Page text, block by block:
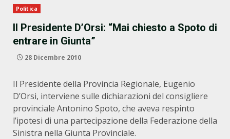
Politica
Il Presidente D’Orsi: “Mai chiesto a Spoto di
entrare in Giunta”
28 Dicembre 2010
Il Presidente della Provincia Regionale, Eugenio
D’Orsi, interviene sulle dichiarazioni del consigliere
provinciale Antonino Spoto, che aveva respinto
l’ipotesi di una partecipazione della Federazione della
Sinistra nella Giunta Provinciale.